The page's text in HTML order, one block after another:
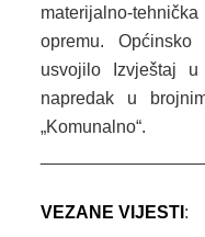
materijalno-
opremu.
usvojilo Izvještaj
napredak u
„Komunalno“.
VEZANE VIJESTI :
KONTAKT
VIZIJA 2050
VIRTUELNA ŠETNJA